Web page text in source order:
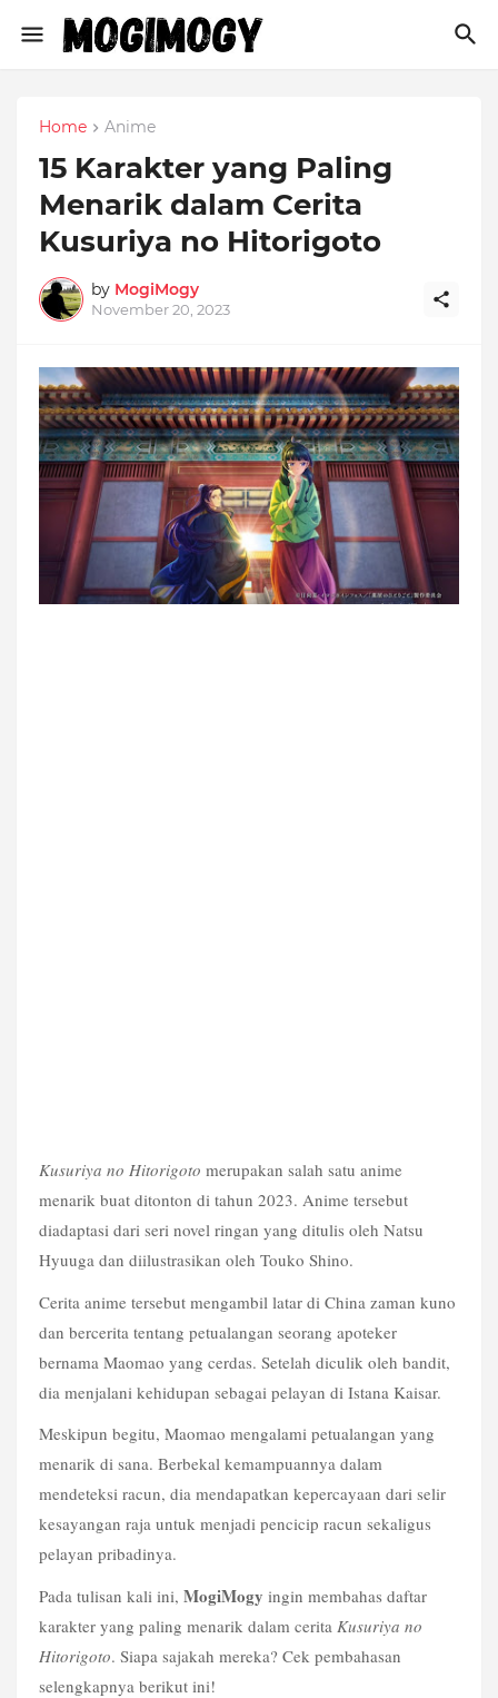
Home Anime
15 Karakter yang Paling
Menarik dalam Cerita
Kusuriya no Hitorigoto
by MogiMogy
November 20, 2023
Kusuriya no Hitorigoto merupakan salah satu anime
menarik buat ditonton di tahun 2023. Anime tersebut
diadaptasi dari seri novel ringan yang ditulis oleh Natsu
Hyuuga dan diilustrasikan oleh Touko Shino.
Cerita anime tersebut mengambil latar di China zaman kuno
dan bercerita tentang petualangan seorang apoteker
bernama Maomao yang cerdas. Setelah diculik oleh bandit,
dia menjalani kehidupan sebagai pelayan di Istana Kaisar.
Meskipun begitu, Maomao mengalami petualangan yang
menarik di sana. Berbekal kemampuannya dalam
mendeteksi racun, dia mendapatkan kepercayaan dari selir
kesayangan raja untuk menjadi pencicip racun sekaligus
pelayan pribadinya.
Pada tulisan kali ini, MogiMogy ingin membahas daftar
karakter yang paling menarik dalam cerita Kusuriya no
Hitorigoto. Siapa sajakah mereka? Cek pembahasan
selengkapnya berikut ini!